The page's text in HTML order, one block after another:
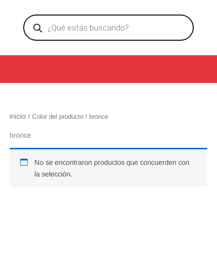
contenido
Products
search
Inicio / Color del producto / bronce
bronce
No se encontraron productos que concuerden con
la selección.